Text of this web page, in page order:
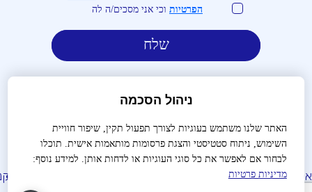
הפרטיות וכי אני מסכים/ה לה
לבירורים והזמנות:03-9488666
נפוצותצור קשר
ניהול הסכמה
האתר שלנו משתמש בעוגיות לצורך תפעול תקין, שיפור חוויית
השימוש, ניתוח סטטיסטי והצגת פרסומות מותאמות אישית. תוכלו
לבחור אם לאפשר את כל סוגי העוגיות או לדחות אותן. למידע נוסף:
מדיניות פרטיות